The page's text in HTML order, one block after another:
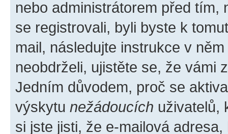
nebo administrátorem před tím,
se registrovali, byli byste k
mail, následujte instrukce v
neobdrželi, ujistěte se, že vámi
Jedním důvodem, proč se
výskytu nežádoucích uživatelů,
si jste jisti, že e-mailová